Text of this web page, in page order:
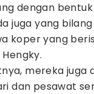
dengan bentuk
juga yang
koper yang
mereka juga
dan pesawat